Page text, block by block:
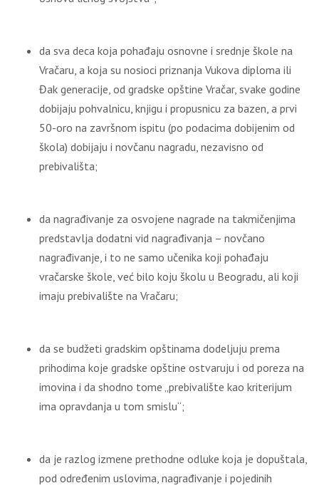
da sva deca koja pohađaju osnovne i srednje škole na
Vračaru, a koja su nosioci priznanja Vukova diploma ili
Đak generacije, od gradske opštine Vračar, svake godine
dobijaju pohvalnicu, knjigu i propusnicu za bazen, a prvi
50-oro na završnom ispitu (po podacima dobijenim od
škola) dobijaju i novčanu nagradu, nezavisno od
prebivališta;
da nagrađivanje za osvojene nagrade na takmičenjima
predstavlja dodatni vid nagrađivanja – novčano
nagrađivanje, i to ne samo učenika koji pohađaju
vračarske škole, već bilo koju školu u Beogradu, ali koji
imaju prebivalište na Vračaru;
da se budžeti gradskim opštinama dodeljuju prema
prihodima koje gradske opštine ostvaruju i od poreza na
imovina i da shodno tome „prebivalište kao kriterijum
ima opravdanja u tom smislu“;
da je razlog izmene prethodne odluke koja je dopuštala,
pod određenim uslovima, nagrađivanje i pojedinih